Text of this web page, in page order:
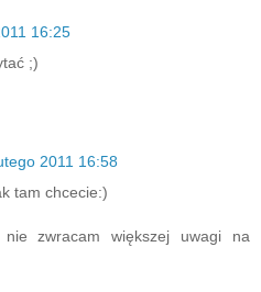
16:25
;)
2011 16:58
tam chcecie:)
zwracam większej uwagi na